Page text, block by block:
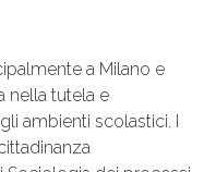
a Milano e
nella tutela e
ambienti scolastici. I